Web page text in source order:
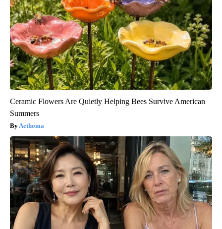
Ceramic Flowers Are Quietly Helping Bees Survive American
Summers
Aethoma